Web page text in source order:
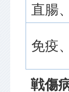
直腸
免疫
戦傷